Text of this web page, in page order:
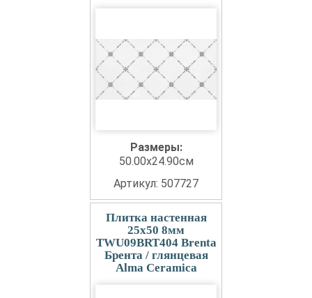
Размеры:
50.00x24.90см
Артикул: 507727
Плитка настенная
25x50 8мм
TWU09BRT404 Brenta
Брента / глянцевая
Alma Ceramica